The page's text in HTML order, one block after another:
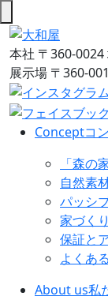
本社 〒360-
展示場 〒360-
Conceptコ
「森の
自然素
パッシ
家づく
保証と
よくあ
About us私